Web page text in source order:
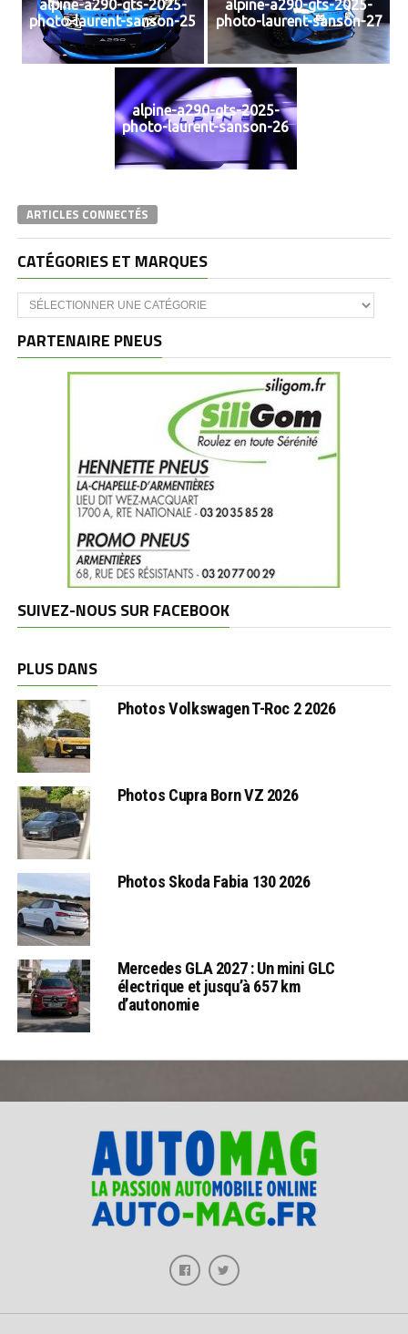
alpine-a290-gts-2025-
photo-laurent-sanson-25
alpine-a290-gts-2025-
photo-laurent-sanson-27
alpine-a290-gts-2025-
photo-laurent-sanson-26
ARTICLES CONNECTÉS
CATÉGORIES ET MARQUES
Catégories
et
PARTENAIRE PNEUS
SUIVEZ-NOUS SUR FACEBOOK
PLUS DANS
Photos Volkswagen T-Roc 2 2026
Photos Cupra Born VZ 2026
Photos Skoda Fabia 130 2026
Mercedes GLA 2027 : Un mini GLC
électrique et jusqu’à 657 km
d’autonomie